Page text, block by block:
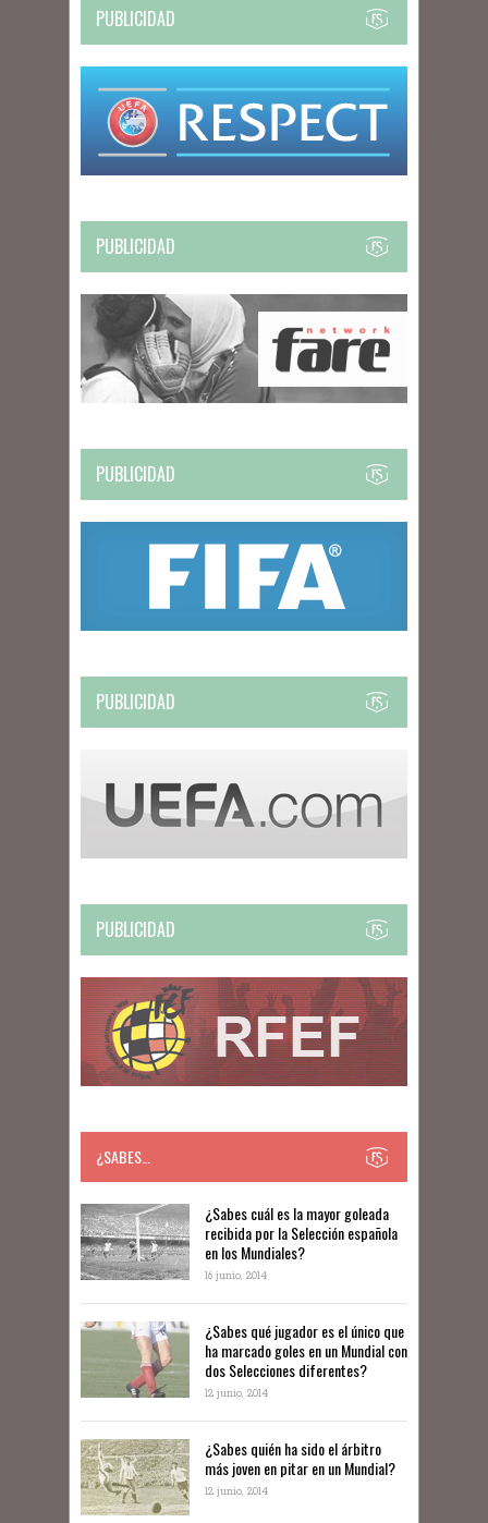
PUBLICIDAD
PUBLICIDAD
PUBLICIDAD
PUBLICIDAD
PUBLICIDAD
¿SABES…
​​¿Sabes cuál es la mayor goleada
recibida por la Selección española
en los Mundiales?
16 junio, 2014
¿Sabes qué jugador es el único que
ha marcado goles en un Mundial con
dos Selecciones diferentes?
12 junio, 2014
¿Sabes quién ha sido el árbitro
más joven en pitar en un Mundial?
12 junio, 2014